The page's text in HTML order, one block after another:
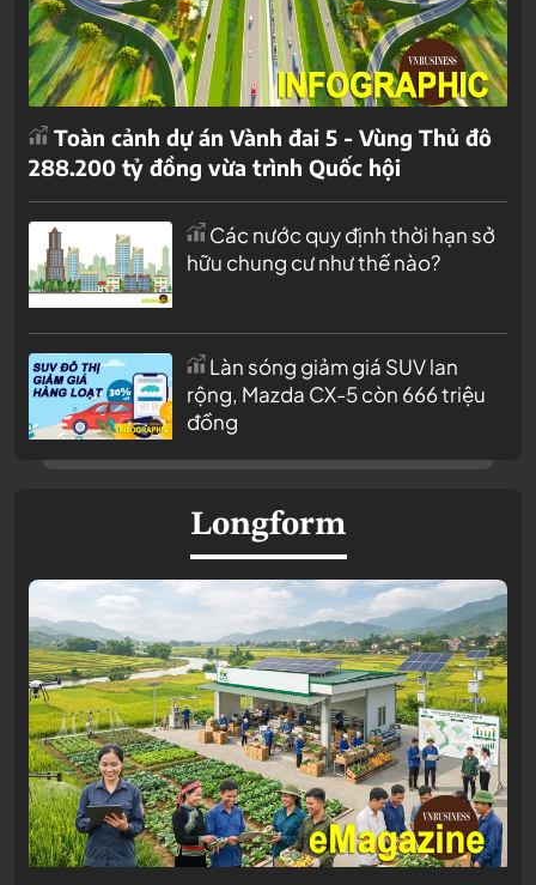
Toàn cảnh dự án Vành đai 5 - Vùng Thủ đô
288.200 tỷ đồng vừa trình Quốc hội
Các nước quy định thời hạn sở
hữu chung cư như thế nào?
Làn sóng giảm giá SUV lan
rộng, Mazda CX-5 còn 666 triệu
đồng
Longform